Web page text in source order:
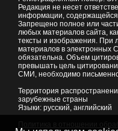
Редакция не несет
информации,
Запрещено полное или
любых материалов сайта,
тексты и изображения. При
материалов в электронных
обязательна. Объем
превышать цель
СМИ, необходимо
Территория
зарубежные страны
Языки: русский, английский